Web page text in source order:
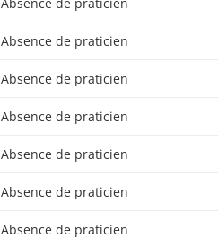
Absence de praticien
Absence de praticien
Absence de praticien
Absence de praticien
Absence de praticien
Absence de praticien